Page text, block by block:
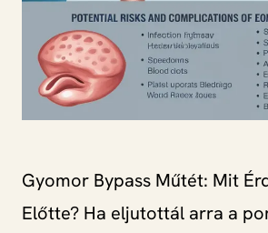
Gyomor Bypass Műtét: Mit
Előtte? Ha eljutottál arra a